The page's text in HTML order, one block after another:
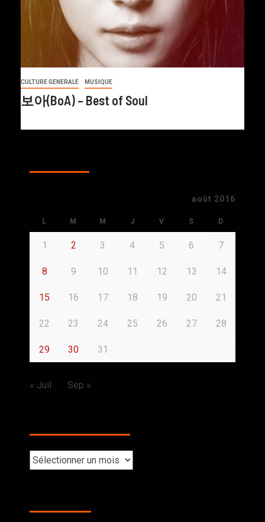
CULTURE GENERALE MUSIQUE
보아(BoA) – Best of Soul
août 2016
L M M J V S D
1 2 3 4 5 6 7
8 9 10 11 12 13 14
15 16 17 18 19 20 21
22 23 24 25 26 27 28
29 30 31
« Juil Sep »